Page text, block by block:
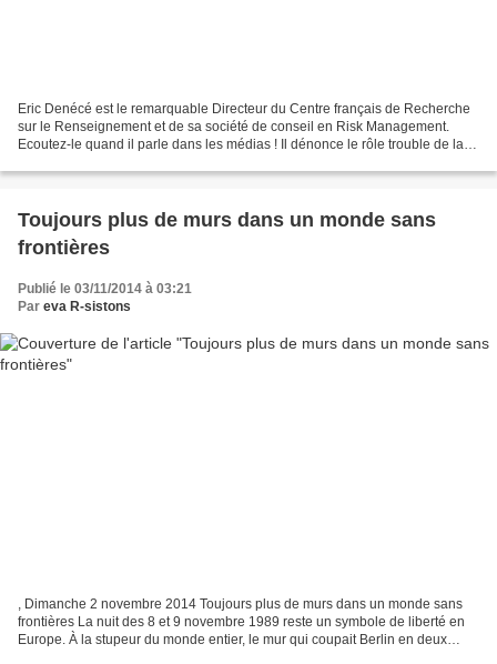
Eric Denécé est le remarquable Directeur du Centre français de Recherche
sur le Renseignement et de sa société de conseil en Risk Management.
Ecoutez-le quand il parle dans les médias ! Il dénonce le rôle trouble de la
Toujours plus de murs dans un monde sans
frontières
Publié le 03/11/2014 à 03:21
Par eva R-sistons
, Dimanche 2 novembre 2014 Toujours plus de murs dans un monde sans
frontières La nuit des 8 et 9 novembre 1989 reste un symbole de liberté en
Europe. À la stupeur du monde entier, le mur qui coupait Berlin en deux